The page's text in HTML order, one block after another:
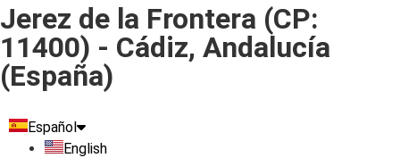
Jerez de la Frontera (CP:
11400) - Cádiz, Andalucía
(España)
Español
English